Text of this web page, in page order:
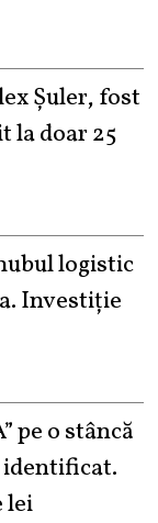
Șuler, fost
la doar 25
logistic
Investiție
pe o stâncă
identificat.
lei